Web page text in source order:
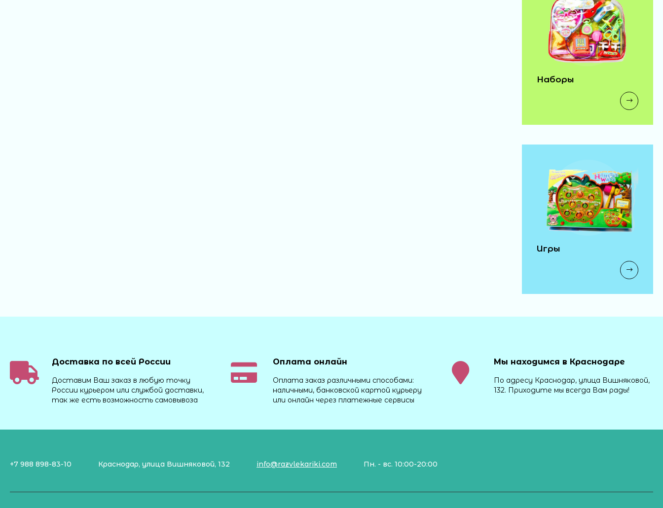
Наборы
Игры
Доставка по всей России
Доставим Ваш заказ в любую точку
России курьером или службой доставки,
так же есть возможность самовывоза
Оплата онлайн
Оплата заказ различными способами:
наличными, банковской картой курьеру
или онлайн через платежные сервисы
Мы находимся в Краснодаре
По адресу Краснодар, улица Вишняковой,
132. Приходите мы всегда Вам рады!
+7 988 898-83-10 Краснодар, улица Вишняковой, 132 info@razvlekariki.com Пн. - вс. 10:00-20:00